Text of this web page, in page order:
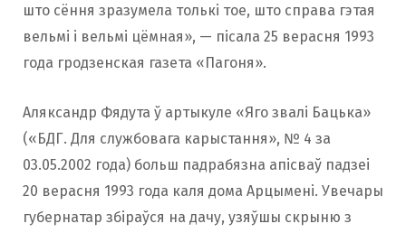
што сёння зразумела толькі тое, што справа гэтая
вельмі і вельмі цёмная», — пісала 25 верасня 1993
года гродзенская газета «Пагоня».
Аляксандр Фядута ў артыкуле «Яго звалі Бацька»
(«БДГ. Для службовага карыстання», № 4 за
03.05.2002 года) больш падрабязна апісваў падзеі
20 верасня 1993 года каля дома Арцымені. Увечары
губернатар збіраўся на дачу, узяўшы скрыню з